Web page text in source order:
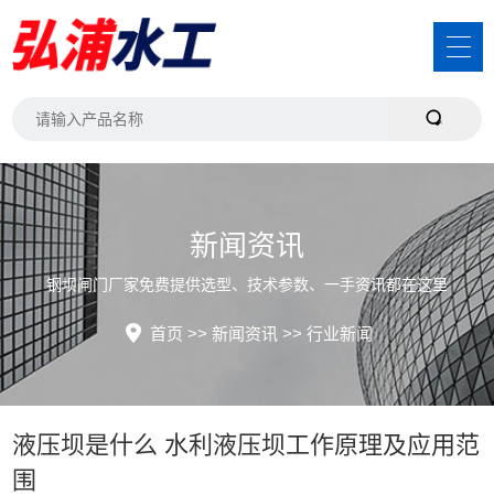
新闻资讯
钢坝闸门厂家免费提供选型、技术参数、一手资讯都在这里
首页 >> 新闻资讯 >> 行业新闻
液压坝是什么 水利液压坝工作原理及应用范
围